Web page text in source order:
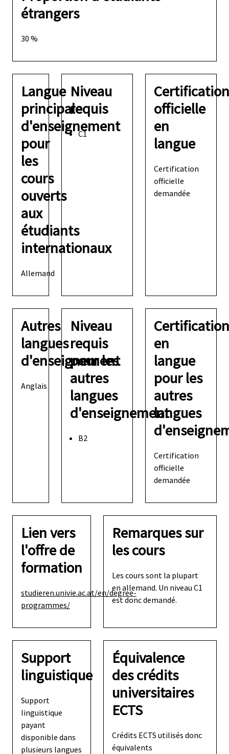
étrangers
30 %
Langue
principale
d'enseignement
pour
les
cours
ouverts
aux
étudiants
internationaux
Allemand
Niveau
requis
C1
Certification
officielle
en
langue
Certification
officielle
demandée
Autres
langues
d'enseignement
Anglais
Niveau
requis
pour les
autres
langues
d'enseignement
B2
Certification
en
langue
pour les
autres
langues
Certification
officielle
demandée
Lien vers
l'offre de
formation
studieren.univie.ac.at/en/degree-
programmes/
Remarques sur
les cours
Les cours sont la plupart
en allemand. Un niveau C1
est donc demandé.
Support
linguistique
Support
linguistique
payant
disponible dans
plusieurs langues
Équivalence
des crédits
universitaires
ECTS
Crédits ECTS utilisés donc
équivalents